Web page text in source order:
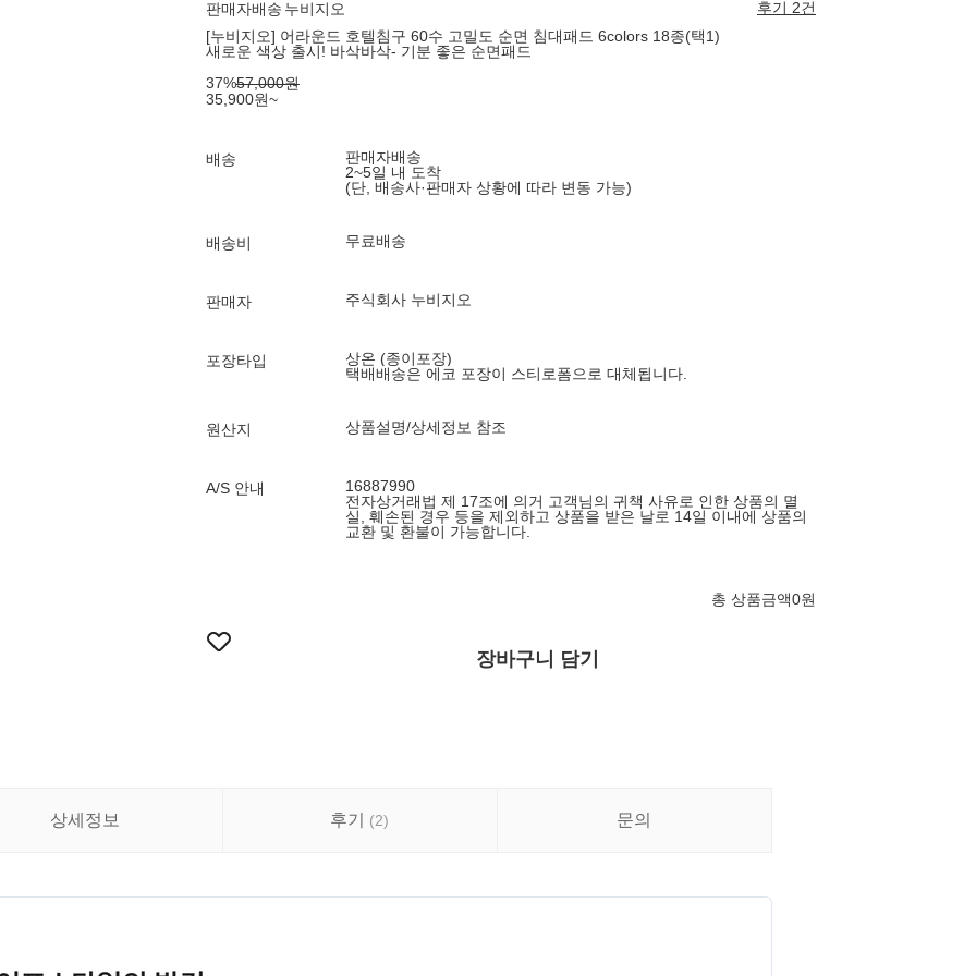
판매자배송 누비지오
후기 2건
[누비지오] 어라운드 호텔침구 60수 고밀도 순면 침대패드 6colors 18종(택1)
새로운 색상 출시! 바삭바삭- 기분 좋은 순면패드
37%57,000원
35,900원~
배송
판매자배송
2~5일 내 도착
(단, 배송사·판매자 상황에 따라 변동 가능)
배송비 무료배송
판매자 주식회사 누비지오
포장타입
상온 (종이포장)
택배배송은 에코 포장이 스티로폼으로 대체됩니다.
원산지 상품설명/상세정보 참조
A/S 안내
16887990
전자상거래법 제 17조에 의거 고객님의 귀책 사유로 인한 상품의 멸
실, 훼손된 경우 등을 제외하고 상품을 받은 날로 14일 이내에 상품의
교환 및 환불이 가능합니다.
총 상품금액0원
장바구니 담기
상세정보 후기 (2) 문의